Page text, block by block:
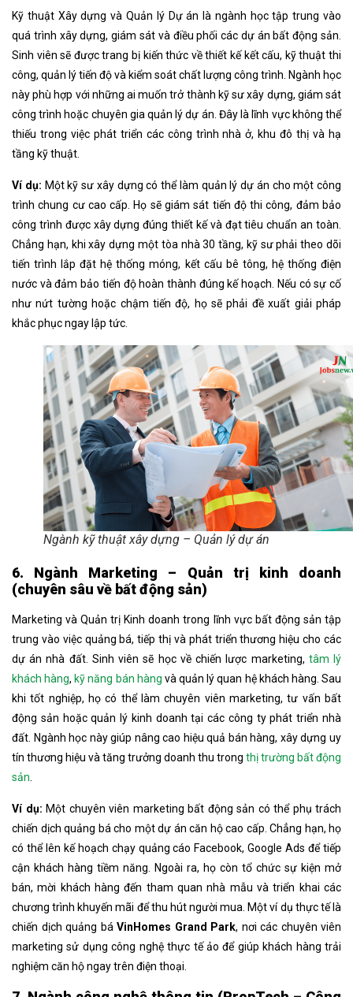
Kỹ thuật Xây dựng và Quản lý Dự án là ngành học tập trung vào
quá trình xây dựng, giám sát và điều phối các dự án bất động sản.
Sinh viên sẽ được trang bị kiến thức về thiết kế kết cấu, kỹ thuật thi
công, quản lý tiến độ và kiểm soát chất lượng công trình. Ngành học
này phù hợp với những ai muốn trở thành kỹ sư xây dựng, giám sát
công trình hoặc chuyên gia quản lý dự án. Đây là lĩnh vực không thể
thiếu trong việc phát triển các công trình nhà ở, khu đô thị và hạ
tầng kỹ thuật.
Ví dụ: Một kỹ sư xây dựng có thể làm quản lý dự án cho một công
trình chung cư cao cấp. Họ sẽ giám sát tiến độ thi công, đảm bảo
công trình được xây dựng đúng thiết kế và đạt tiêu chuẩn an toàn.
Chẳng hạn, khi xây dựng một tòa nhà 30 tầng, kỹ sư phải theo dõi
tiến trình lắp đặt hệ thống móng, kết cấu bê tông, hệ thống điện
nước và đảm bảo tiến độ hoàn thành đúng kế hoạch. Nếu có sự cố
như nứt tường hoặc chậm tiến độ, họ sẽ phải đề xuất giải pháp
khắc phục ngay lập tức.
Ngành kỹ thuật xây dựng – Quản lý dự án
6. Ngành Marketing – Quản trị kinh doanh
(chuyên sâu về bất động sản)
Marketing và Quản trị Kinh doanh trong lĩnh vực bất động sản tập
trung vào việc quảng bá, tiếp thị và phát triển thương hiệu cho các
dự án nhà đất. Sinh viên sẽ học về chiến lược marketing, tâm lý
khách hàng,kỹ năng bán hàng và quản lý quan hệ khách hàng. Sau
khi tốt nghiệp, họ có thể làm chuyên viên marketing, tư vấn bất
động sản hoặc quản lý kinh doanh tại các công ty phát triển nhà
đất. Ngành học này giúp nâng cao hiệu quả bán hàng, xây dựng uy
tín thương hiệu và tăng trưởng doanh thu trong thị trường bất động
sản
Ví dụ: Một chuyên viên marketing bất động sản có thể phụ trách
chiến dịch quảng bá cho một dự án căn hộ cao cấp. Chẳng hạn, họ
có thể lên kế hoạch chạy quảng cáo Facebook, Google Ads để tiếp
cận khách hàng tiềm năng. Ngoài ra, họ còn tổ chức sự kiện mở
bán, mời khách hàng đến tham quan nhà mẫu và triển khai các
chương trình khuyến mãi để thu hút người mua. Một ví dụ thực tế là
chiến dịch quảng bá VinHomes Grand Park, nơi các chuyên viên
marketing sử dụng công nghệ thực tế ảo để giúp khách hàng trải
nghiệm căn hộ ngay trên điện thoại.